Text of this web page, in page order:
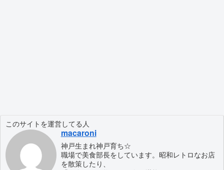
このサイトを運営してる人
macaroni
神戸生まれ神戸育ち☆
職場で美食部長をしています。昭和レトロなお店
を散策したり、